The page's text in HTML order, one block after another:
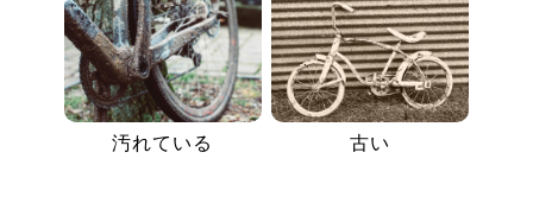
汚れている 古い